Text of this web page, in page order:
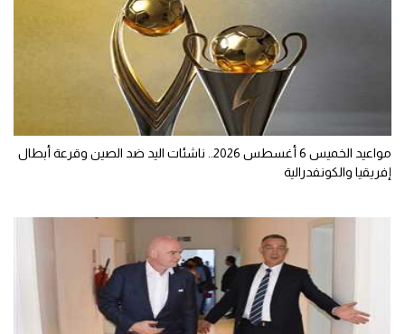
مواعيد الخميس 6 أغسطس 2026.. ناشئات اليد ضد الصين وقرعة أبطال
إفريقيا والكونفدرالية